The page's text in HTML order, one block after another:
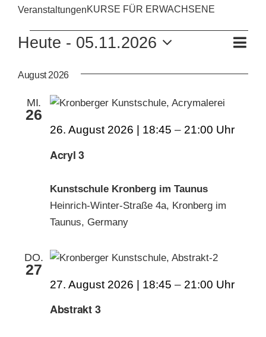
KUNSTSCHULE
KRONBERGER MALERKOLONIE
SUCHE
NACH:
VeranstaltungenKURSE FÜR ERWACHSENE
VERANSTALTUNGEN
Liste
Heute - 05.11.2026
wählen.
August 2026
MI.
26
Acryl 3
26. August 2026 | 18:45 – 21:00
Kunstschule Kronberg im Taunus
Heinrich-Winter-Straße 4a, Kronberg im
Taunus, Germany
DO.
27
Abstrakt 3
27. August 2026 | 18:45 – 21:00